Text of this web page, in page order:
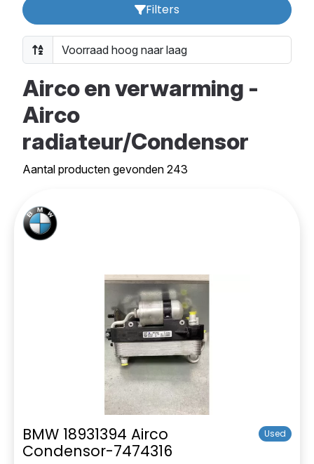
Filters
Airco en verwarming -
Airco
radiateur/Condensor
Aantal producten gevonden 243
BMW 18931394 Airco
Condensor-7474316
Used